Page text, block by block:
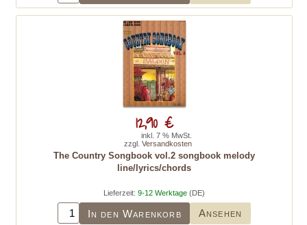
The Country Songbook vol.2 songbook melody
line/lyrics/chords
Lieferzeit: 9-12 Werktage (DE)
In den Warenkorb Ansehen
12,90 €
inkl. 7 % MwSt.
zzgl. Versandkosten